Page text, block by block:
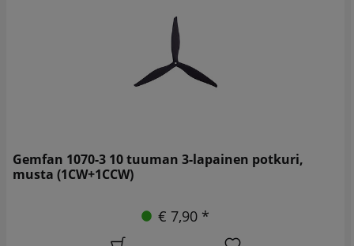
Gemfan 1070-3 10 tuuman 3-lapainen potkuri,
musta (1CW+1CCW)
€ 7,90 *